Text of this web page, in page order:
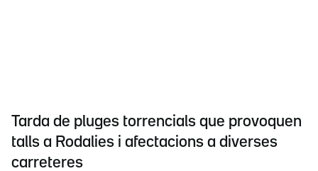
Tarda de pluges torrencials que provoquen
talls a Rodalies i afectacions a diverses
carreteres